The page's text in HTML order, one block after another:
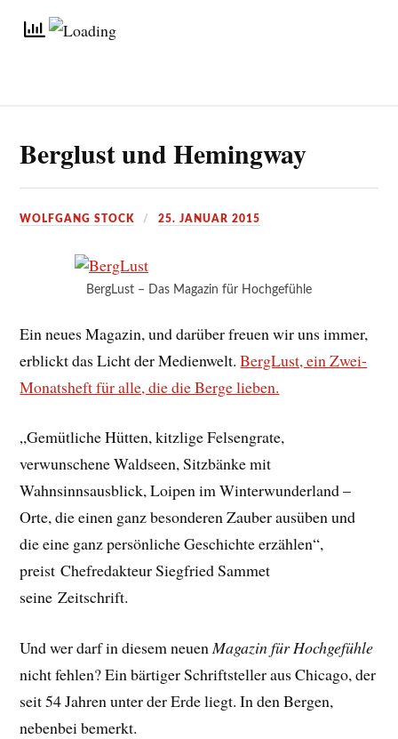
Berglust und Hemingway
WOLFGANG STOCK 25. JANUAR 2015
BergLust – Das Magazin für Hochgefühle
Ein neues Magazin, und darüber freuen wir uns immer,
erblickt das Licht der Medienwelt.BergLust, ein Zwei-
Monatsheft für alle, die die Berge lieben.
„Gemütliche Hütten, kitzlige Felsengrate,
verwunschene Waldseen, Sitzbänke mit
Wahnsinnsausblick, Loipen im Winterwunderland –
Orte, die einen ganz besonderen Zauber ausüben und
die eine ganz persönliche Geschichte erzählen“,
preist Chefredakteur Siegfried Sammet
seine Zeitschrift.
Und wer darf in diesem neuenMagazin für Hochgefühle
nicht fehlen? Ein bärtiger Schriftsteller aus Chicago, der
seit 54 Jahren unter der Erde liegt. In den Bergen,
nebenbei bemerkt.